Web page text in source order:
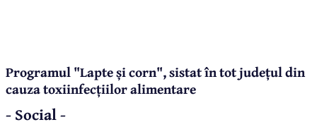
Programul "Lapte și corn", sistat în tot județul din
cauza toxiinfecțiilor alimentare
- Social -